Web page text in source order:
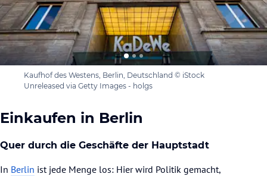
Kaufhof des Westens, Berlin, Deutschland © iStock
Unreleased via Getty Images - holgs
Einkaufen in Berlin
Quer durch die Geschäfte der Hauptstadt
In Berlin ist jede Menge los: Hier wird Politik gemacht,